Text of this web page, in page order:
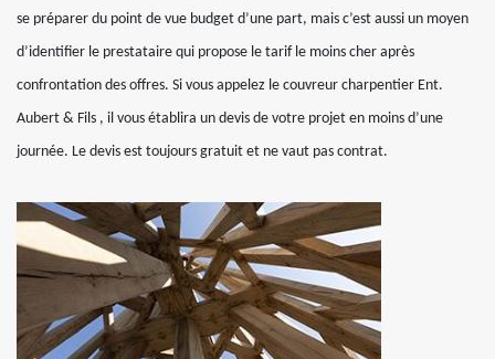
se préparer du point de vue budget d’une part, mais c’est aussi un moyen
d’identifier le prestataire qui propose le tarif le moins cher après
confrontation des offres. Si vous appelez le couvreur charpentier Ent.
Aubert & Fils , il vous établira un devis de votre projet en moins d’une
journée. Le devis est toujours gratuit et ne vaut pas contrat.